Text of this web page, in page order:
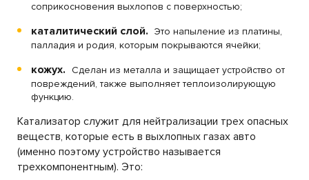
соприкосновения выхлопов с поверхностью;
каталитический слой. Это напыление из платины,
палладия и родия, которым покрываются ячейки;
кожух. Сделан из металла и защищает устройство от
повреждений, также выполняет теплоизолирующую
функцию.
Катализатор служит для нейтрализации трех опасных
веществ, которые есть в выхлопных газах авто
(именно поэтому устройство называется
трехкомпонентным). Это: